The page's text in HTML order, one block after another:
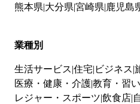
熊本県 大分県 宮崎県 鹿児島
業種別
生活サービス 住宅 ビジネス
医療・健康・介護教育・習
レジャー・スポーツ 飲食店